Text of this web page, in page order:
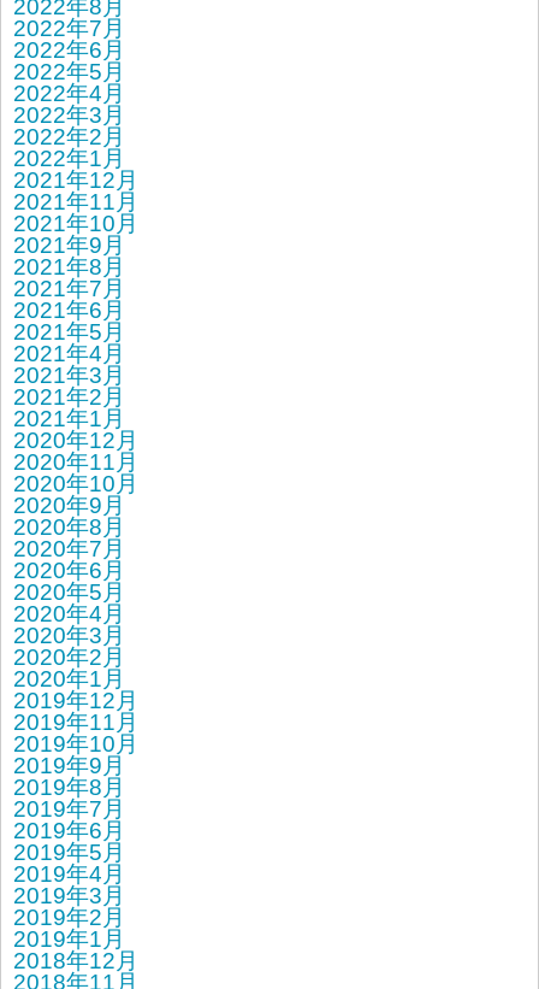
2022年8月
2022年7月
2022年6月
2022年5月
2022年4月
2022年3月
2022年2月
2022年1月
2021年12月
2021年11月
2021年10月
2021年9月
2021年8月
2021年7月
2021年6月
2021年5月
2021年4月
2021年3月
2021年2月
2021年1月
2020年12月
2020年11月
2020年10月
2020年9月
2020年8月
2020年7月
2020年6月
2020年5月
2020年4月
2020年3月
2020年2月
2020年1月
2019年12月
2019年11月
2019年10月
2019年9月
2019年8月
2019年7月
2019年6月
2019年5月
2019年4月
2019年3月
2019年2月
2019年1月
2018年12月
2018年11月